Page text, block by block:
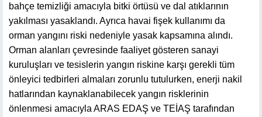
bahçe temizliği amacıyla bitki örtüsü ve dal atıklarının
yakılması yasaklandı. Ayrıca havai fişek kullanımı da
orman yangını riski nedeniyle yasak kapsamına alındı.
Orman alanları çevresinde faaliyet gösteren sanayi
kuruluşları ve tesislerin yangın riskine karşı gerekli tüm
önleyici tedbirleri almaları zorunlu tutulurken, enerji nakil
hatlarından kaynaklanabilecek yangın risklerinin
önlenmesi amacıyla ARAS EDAŞ ve TEİAŞ tarafından